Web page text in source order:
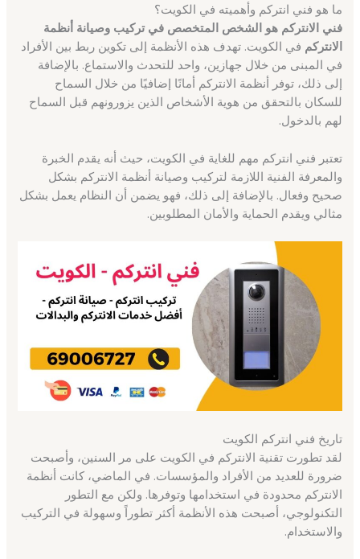
ما هو فني انتركم وأهميته في الكويت؟
فني الانتركم هو الشخص المتخصص في تركيب وصيانة أنظمة
الانتركم في الكويت. تهدف هذه الأنظمة إلى تكوين ربط بين الأفراد
في المبنى من خلال جهازين، واحد للتحدث والاستماع. بالإضافة
إلى ذلك، توفر أنظمة الانتركم أمانًا إضافيًا من خلال السماح
للسكان بالتحقق من هوية الأشخاص الذين يزورونهم قبل السماح
لهم بالدخول.
تعتبر فني انتركم مهم للغاية في الكويت، حيث أنه يقدم الخبرة
والمعرفة الفنية اللازمة لتركيب وصيانة أنظمة الانتركم بشكل
صحيح وفعال. بالإضافة إلى ذلك، فهو يضمن أن النظام يعمل بشكل
مثالي ويقدم الحماية والأمان المطلوبين.
تاريخ فني انتركم الكويت
لقد تطورت تقنية الانتركم في الكويت على مر السنين، وأصبحت
ضرورة للعديد من الأفراد والمؤسسات. في الماضي، كانت أنظمة
الانتركم محدودة في استخدامها وتوفرها. ولكن مع التطور
التكنولوجي، أصبحت هذه الأنظمة أكثر تطوراً وسهولة في التركيب
والاستخدام.